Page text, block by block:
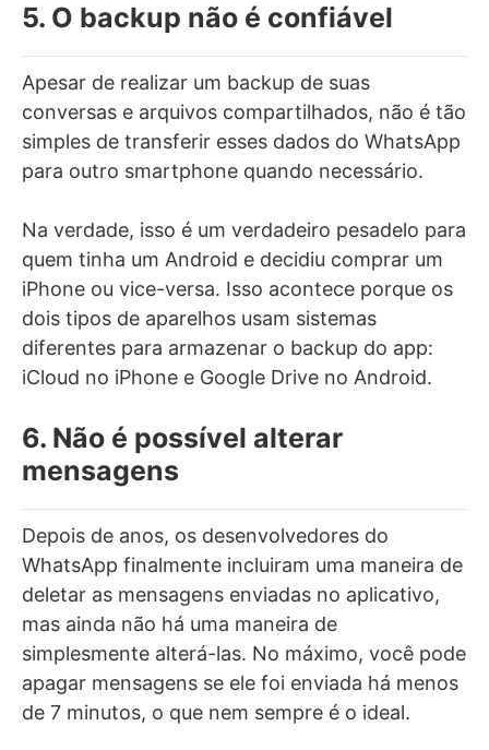
5. O backup não é confiável
Apesar de realizar um backup de suas
conversas e arquivos compartilhados, não é tão
simples de transferir esses dados do WhatsApp
para outro smartphone quando necessário.
Na verdade, isso é um verdadeiro pesadelo para
quem tinha um Android e decidiu comprar um
iPhone ou vice-versa. Isso acontece porque os
dois tipos de aparelhos usam sistemas
diferentes para armazenar o backup do app:
iCloud no iPhone e Google Drive no Android.
6. Não é possível alterar
mensagens
Depois de anos, os desenvolvedores do
WhatsApp finalmente incluiram uma maneira de
deletar as mensagens enviadas no aplicativo,
mas ainda não há uma maneira de
simplesmente alterá-las. No máximo, você pode
apagar mensagens se ele foi enviada há menos
de 7 minutos, o que nem sempre é o ideal.